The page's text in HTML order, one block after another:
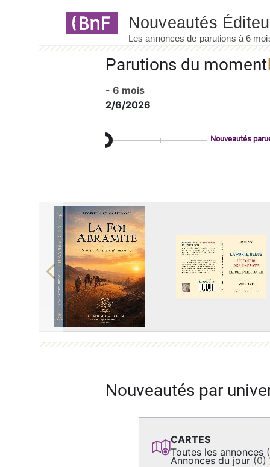
Parutions du moment
- 6 mois
2/6/2026
Nouveautés
Previous
Nouveautés par
CARTES
Toutes les annonces
Annonces du jour (0)